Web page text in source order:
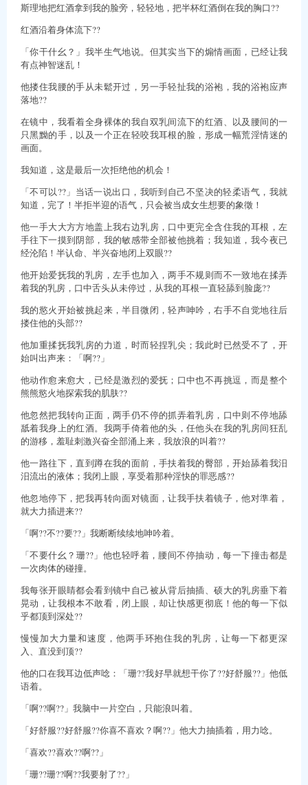
斯理地把红酒拿到我的脸旁，轻轻地，把半杯红酒倒在我的胸口??
红酒沿着身体流下??
「你干什幺？」我半生气地说。但其实当下的煽情画面，已经让我
有点神智迷乱！
他搂住我腰的手从未鬆开过，另一手轻扯我的浴袍，我的浴袍应声
落地??
在镜中，我看着全身裸体的我自双乳间流下的红酒、以及腰间的一
只黑黝的手，以及一个正在轻咬我耳根的脸，形成一幅荒淫情迷的
画面。
我知道，这是最后一次拒绝他的机会！
「不可以??」当话一说出口，我听到自己不坚决的轻柔语气，我就
知道，完了！半拒半迎的语气，只会被当成女生想要的象徵！
他一手大大方方地盖上我右边乳房，口中更完全含住我的耳根，左
手往下一摸到阴部，我的敏感带全部被他挑着；我知道，我今夜已
经沦陷！半认命、半兴奋地闭上双眼??
他开始爱抚我的乳房，左手也加入，两手不规则而不一致地在揉弄
着我的乳房，口中舌头从未停过，从我的耳根一直轻舔到脸庞??
我的慾火开始被挑起来，半目微闭，轻声呻吟，右手不自觉地往后
搂住他的头部??
他加重揉抚我乳房的力道，时而轻捏乳尖；我此时已然受不了，开
始叫出声来：「啊??」
他动作愈来愈大，已经是激烈的爱抚；口中也不再挑逗，而是整个
熊熊慾火地探索我的肌肤??
他忽然把我转向正面，两手仍不停的抓弄着乳房，口中则不停地舔
舐着我身上的红酒。我两手倚着他的头，任他头在我的乳房间狂乱
的游移，羞耻刺激兴奋全部涌上来，我放浪的叫着??
他一路往下，直到蹲在我的面前，手扶着我的臀部，开始舔着我汨
汨流出的液体；我闭上眼，享受着那种淫快的罪恶感??
他忽地停下，把我再转向面对镜面，让我手扶着镜子，他对準着，
就大力插进来??
「啊??不??要??」我断断续续地呻吟着。
「不要什幺？珊??」他也轻呼着，腰间不停抽动，每一下撞击都是
一次肉体的碰撞。
我每张开眼睛都会看到镜中自己被从背后抽插、硕大的乳房垂下着
晃动，让我根本不敢看，闭上眼，却让快感更彻底！他的每一下似
乎都顶到深处??
慢慢加大力量和速度，他两手环抱住我的乳房，让每一下都更深
入、直没到顶??
他的口在我耳边低声唸：「珊??我好早就想干你了??好舒服??」他低
语着。
「啊??啊??」我脑中一片空白，只能浪叫着。
「好舒服??好舒服??你喜不喜欢？啊??」他大力抽插着，用力唸。
「喜欢??喜欢??啊??」
「珊??珊??啊??我要射了??」